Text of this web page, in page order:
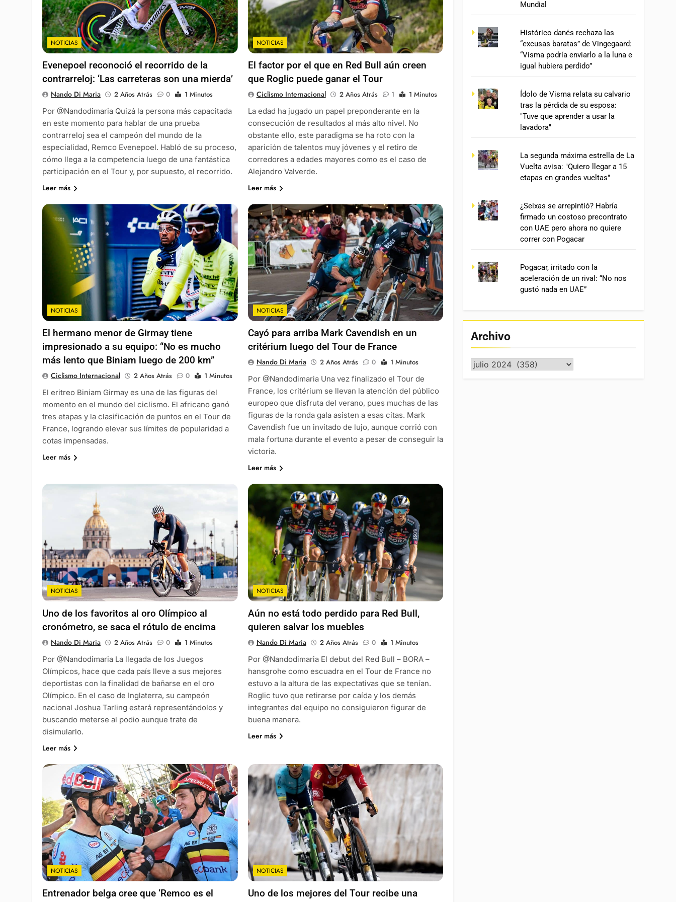
NOTICIAS
Evenepoel reconoció el recorrido de la
contrarreloj: ‘Las carreteras son una mierda’
Nando Di Maria 2 Años Atrás 0
1 Minutos
Por @Nandodimaria Quizá la persona más capacitada
en este momento para hablar de una prueba
contrarreloj sea el campeón del mundo de la
especialidad, Remco Evenepoel. Habló de su proceso,
cómo llega a la competencia luego de una fantástica
participación en el Tour y, por supuesto, el recorrido.
Leer más
NOTICIAS
El factor por el que en Red Bull aún creen
que Roglic puede ganar el Tour
Ciclismo Internacional 2 Años Atrás 1
1 Minutos
La edad ha jugado un papel preponderante en la
consecución de resultados al más alto nivel. No
obstante ello, este paradigma se ha roto con la
aparición de talentos muy jóvenes y el retiro de
corredores a edades mayores como es el caso de
Alejandro Valverde.
Leer más
NOTICIAS
El hermano menor de Girmay tiene
impresionado a su equipo: “No es mucho
más lento que Biniam luego de 200 km”
Ciclismo Internacional 2 Años Atrás 0
1 Minutos
El eritreo Biniam Girmay es una de las figuras del
momento en el mundo del ciclismo. El africano ganó
tres etapas y la clasificación de puntos en el Tour de
France, logrando elevar sus límites de popularidad a
cotas impensadas.
Leer más
NOTICIAS
Cayó para arriba Mark Cavendish en un
critérium luego del Tour de France
Nando Di Maria 2 Años Atrás 0
1 Minutos
Por @Nandodimaria Una vez finalizado el Tour de
France, los critérium se llevan la atención del público
europeo que disfruta del verano, pues muchas de las
figuras de la ronda gala asisten a esas citas. Mark
Cavendish fue un invitado de lujo, aunque corrió con
mala fortuna durante el evento a pesar de conseguir la
victoria.
Leer más
NOTICIAS
Uno de los favoritos al oro Olímpico al
cronómetro, se saca el rótulo de encima
Nando Di Maria 2 Años Atrás 0
1 Minutos
Por @Nandodimaria La llegada de los Juegos
Olímpicos, hace que cada país lleve a sus mejores
deportistas con la finalidad de bañarse en el oro
Olímpico. En el caso de Inglaterra, su campeón
nacional Joshua Tarling estará representándolos y
buscando meterse al podio aunque trate de
disimularlo.
Leer más
NOTICIAS
Aún no está todo perdido para Red Bull,
quieren salvar los muebles
Nando Di Maria 2 Años Atrás 0
1 Minutos
Por @Nandodimaria El debut del Red Bull – BORA –
hansgrohe como escuadra en el Tour de France no
estuvo a la altura de las expectativas que se tenían.
Roglic tuvo que retirarse por caída y los demás
integrantes del equipo no consiguieron figurar de
buena manera.
Leer más
NOTICIAS
Entrenador belga cree que ‘Remco es el
NOTICIAS
Uno de los mejores del Tour recibe una
Mundial
Histórico danés rechaza las
“excusas baratas” de Vingegaard:
“Visma podría enviarlo a la luna e
igual hubiera perdido”
Ídolo de Visma relata su calvario
tras la pérdida de su esposa:
"Tuve que aprender a usar la
lavadora"
La segunda máxima estrella de La
Vuelta avisa: "Quiero llegar a 15
etapas en grandes vueltas"
¿Seixas se arrepintió? Habría
firmado un costoso precontrato
con UAE pero ahora no quiere
correr con Pogacar
Pogacar, irritado con la
aceleración de un rival: “No nos
gustó nada en UAE”
Archivo
Archivo